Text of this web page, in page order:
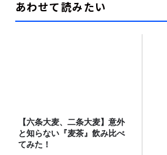
あわせて読みたい
【六条大麦、二条大麦】意外
と知らない『麦茶』飲み比べ
てみた！